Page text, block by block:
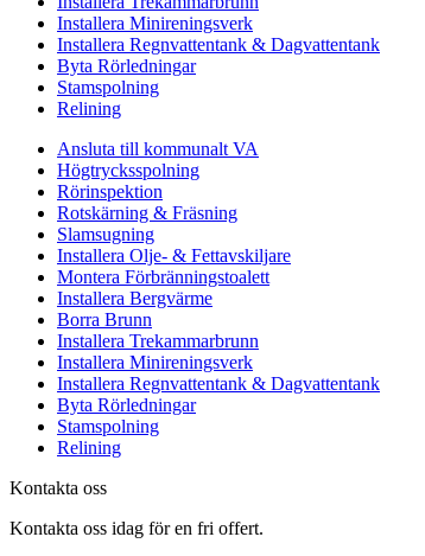
Installera Minireningsverk
Installera Regnvattentank & Dagvattentank
Byta Rörledningar
Stamspolning
Relining
Ansluta till kommunalt VA
Högtrycksspolning
Rörinspektion
Rotskärning & Fräsning
Slamsugning
Installera Olje- & Fettavskiljare
Montera Förbränningstoalett
Installera Bergvärme
Borra Brunn
Installera Trekammarbrunn
Installera Minireningsverk
Installera Regnvattentank & Dagvattentank
Byta Rörledningar
Stamspolning
Relining
Kontakta oss
Kontakta oss idag för en fri offert.